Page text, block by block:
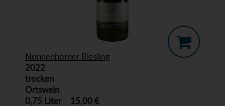
Nonnenhorner Riesling
2022
trocken
Ortswein
0,75 Liter
15,00 €